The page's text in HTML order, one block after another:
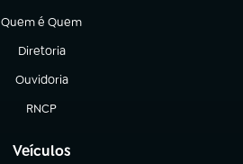
Quem é Quem
(abre em nova aba)
Diretoria
(abre em nova aba)
Ouvidoria
(abre em nova aba)
RNCP
(abre em nova aba)
Veículos